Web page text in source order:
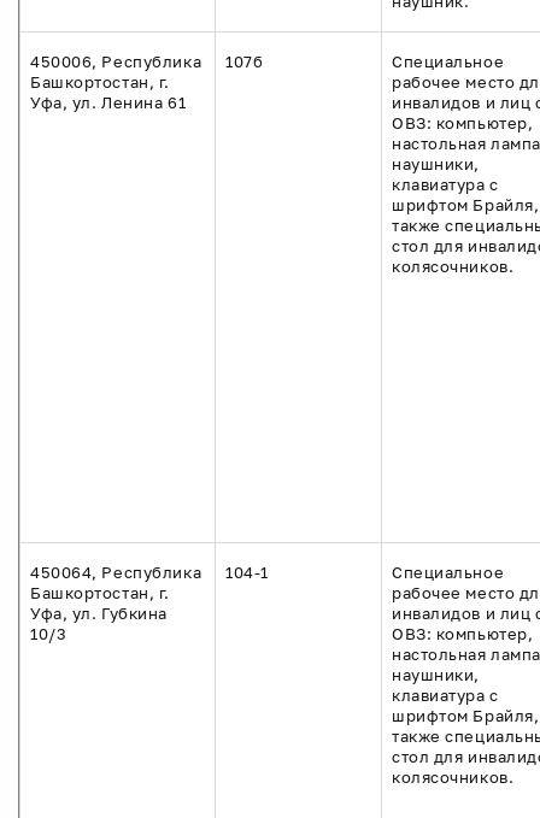
450006, Республика
Башкортостан, г.
Уфа, ул. Ленина 61
107б
Специальное
рабочее место
инвалидов и лиц
ОВЗ: компьютер,
настольная
наушники,
клавиатура с
шрифтом
также
стол для
колясочников.
450064, Республика
Башкортостан, г.
Уфа, ул. Губкина
10/3
104-1
Специальное
рабочее место
инвалидов и лиц
ОВЗ: компьютер,
настольная
наушники,
клавиатура с
шрифтом
также
стол для
колясочников.